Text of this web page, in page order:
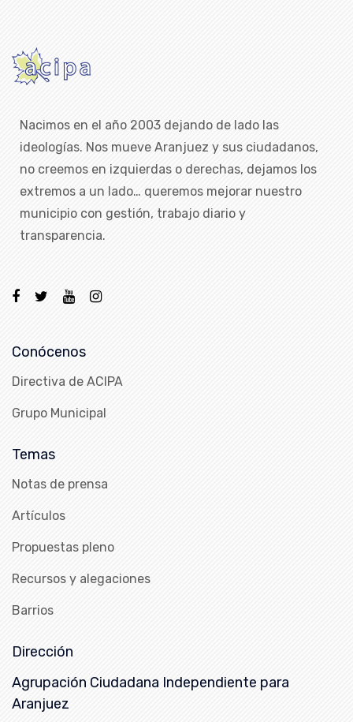
Nacimos en el año 2003 dejando de lado las
ideologías. Nos mueve Aranjuez y sus ciudadanos,
no creemos en izquierdas o derechas, dejamos los
extremos a un lado… queremos mejorar nuestro
municipio con gestión, trabajo diario y
transparencia.
Conócenos
Directiva de ACIPA
Grupo Municipal
Temas
Notas de prensa
Artículos
Propuestas pleno
Recursos y alegaciones
Barrios
Dirección
Agrupación Ciudadana Independiente para
Aranjuez